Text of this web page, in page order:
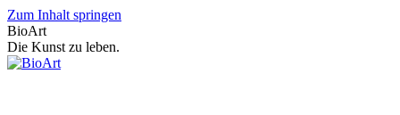
Zum Inhalt springen
BioArt
Die Kunst zu leben.